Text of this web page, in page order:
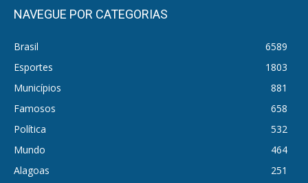
NAVEGUE POR CATEGORIAS
Brasil
6589
Esportes
1803
Municípios
881
Famosos
658
Política
532
Mundo
464
Alagoas
251